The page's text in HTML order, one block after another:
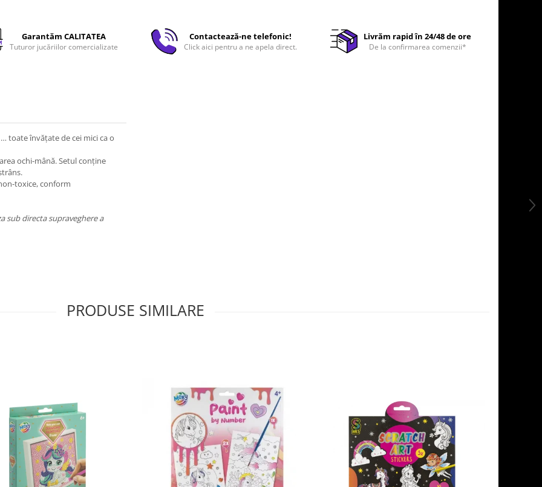
Garantăm CALITATEA
Tuturor jucăriilor comercializate
Contactează-ne telefonic!
Click aici pentru a ne apela direct.
Livrăm rapid în 24/48 de ore
De la confirmarea comenzii*
toate învățate de cei mici ca o
ochi-mână. Setul conține
toxice, conform
sub directa supraveghere a
PRODUSE SIMILARE